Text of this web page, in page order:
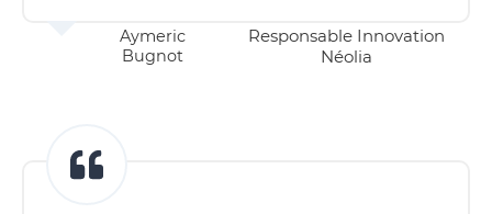
Aymeric
Bugnot
Responsable Innovation
Néolia